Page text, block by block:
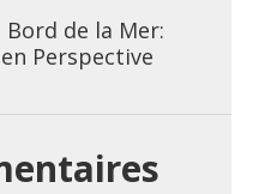
Bord de la Mer:
Perspective